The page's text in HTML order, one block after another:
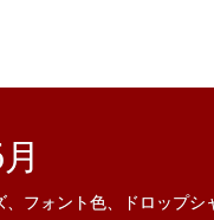
フォント色、ドロップシ